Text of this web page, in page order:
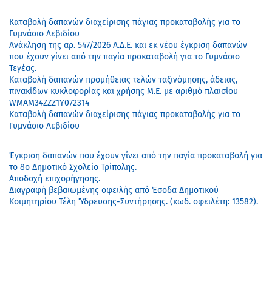
Καταβολή δαπανών διαχείρισης πάγιας προκαταβολής για το
Γυμνάσιο Λεβιδίου
Ανάκληση της αρ. 547/2026 Α.Δ.Ε. και εκ νέου έγκριση δαπανών
που έχουν γίνει από την παγία προκαταβολή για το Γυμνάσιο
Τεγέας.
Καταβολή δαπανών προμήθειας τελών ταξινόμησης, άδειας,
πινακίδων κυκλοφορίας και χρήσης Μ.Ε. με αριθμό πλαισίου
WMAM34ZZZ1Y072314
Καταβολή δαπανών διαχείρισης πάγιας προκαταβολής για το
Γυμνάσιο Λεβιδίου
Έγκριση δαπανών που έχουν γίνει από την παγία προκαταβολή για
το 8ο Δημοτικό Σχολείο Τρίπολης.
Αποδοχή επιχορήγησης.
Διαγραφή βεβαιωμένης οφειλής από Έσοδα Δημοτικού
Κοιμητηρίου Τέλη Ύδρευσης-Συντήρησης. (κωδ. οφειλέτη: 13582).